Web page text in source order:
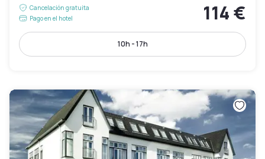
Cancelación gratuita
Pago en el hotel
114 €
10h - 17h